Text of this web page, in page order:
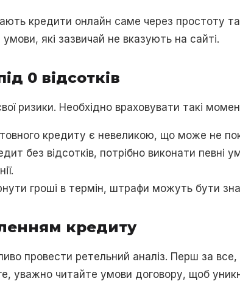
кредити онлайн саме через простоту
які зазвичай не вказують на сайті.
0 відсотків
ризики. Необхідно враховувати такі
кредиту є невеликою, що може не
без відсотків, потрібно виконати певні
гроші в термін, штрафи можуть бути
кредиту
провести ретельний аналіз. Перш за все,
уважно читайте умови договору, щоб